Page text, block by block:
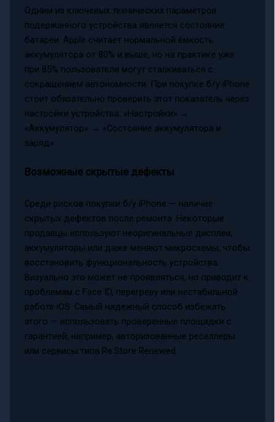
Одним из ключевых технических параметров
подержанного устройства является состояние
батареи. Apple считает нормальной ёмкость
аккумулятора от 80% и выше, но на практике уже
при 85% пользователи могут сталкиваться с
сокращением автономности. При покупке б/у iPhone
стоит обязательно проверить этот показатель через
настройки устройства: «Настройки» →
«Аккумулятор» → «Состояние аккумулятора и
заряд».
Возможные скрытые дефекты
Среди рисков покупки б/у iPhone — наличие
скрытых дефектов после ремонта. Некоторые
продавцы используют неоригинальные дисплеи,
аккумуляторы или даже меняют микросхемы, чтобы
восстановить функциональность устройства.
Визуально это может не проявляться, но приводит к
проблемам с Face ID, перегреву или нестабильной
работе iOS. Самый надёжный способ избежать
этого — использовать проверенные площадки с
гарантией, например, авторизованные реселлеры
или сервисы типа Re:Store Renewed.